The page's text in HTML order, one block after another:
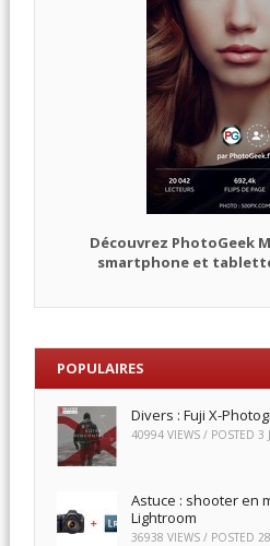
Découvrez PhotoGeek
smartphone et
POPULAIRES
Divers : Fuji X-
40994 VIEWS / POSTED 3
Astuce : shooter en
Lightroom
36938 VIEWS / POSTED